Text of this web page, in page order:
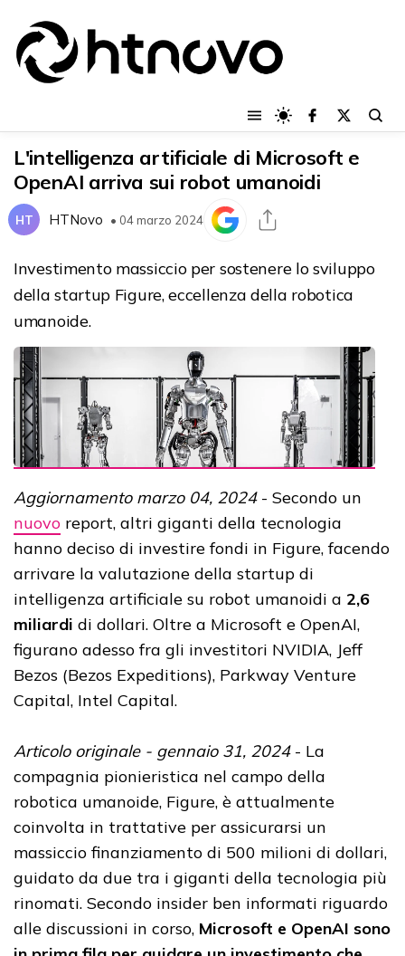
L'intelligenza artificiale di Microsoft e
OpenAI arriva sui robot umanoidi
HT HTNovo • 04 marzo 2024
Investimento massiccio per sostenere lo sviluppo
della startup Figure, eccellenza della robotica
umanoide.
Aggiornamento marzo 04, 2024- Secondo un
nuovo report, altri giganti della tecnologia
hanno deciso di investire fondi in Figure, facendo
arrivare la valutazione della startup di
intelligenza artificiale su robot umanoidi a 2,6
miliardi di dollari. Oltre a Microsoft e OpenAI,
figurano adesso fra gli investitori NVIDIA, Jeff
Bezos (Bezos Expeditions), Parkway Venture
Capital, Intel Capital.
Articolo originale - gennaio 31, 2024- La
compagnia pionieristica nel campo della
robotica umanoide, Figure, è attualmente
coinvolta in trattative per assicurarsi un
massiccio finanziamento di 500 milioni di dollari,
guidato da due tra i giganti della tecnologia più
rinomati. Secondo insider ben informati riguardo
alle discussioni in corso, Microsoft e OpenAI sono